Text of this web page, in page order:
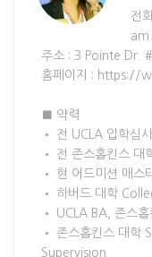
전
주소 : 3 Pointe Dr.
홈페이지 : https://
■ 약력
• 전 UCLA 입학심
• 전 존스홉킨스
• 현 어드미션 매스
• 하버드 대학
• UCLA BA, 존스
• 존스홉킨스 대학
Supervision